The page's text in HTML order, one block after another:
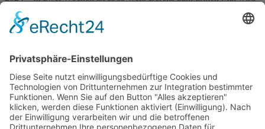
Veranstaltungsformat seiner Art im deutschen Handwerk gilt. Die
feierliche Preisverleihung […]
Impressum
Datenschutz
Kooperation